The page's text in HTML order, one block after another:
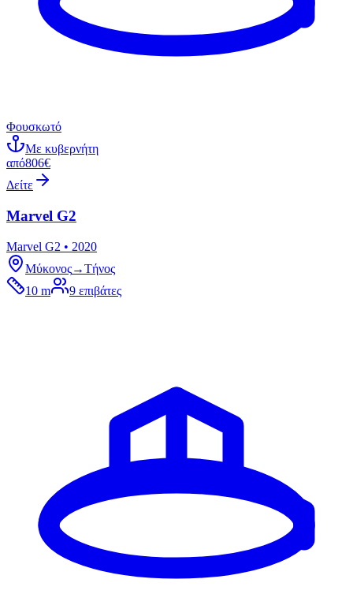
Φουσκωτό
Με κυβερνήτη
από806€
Δείτε
Marvel G2
Marvel G2 • 2020
Μύκονος→Τήνος
10 m
9 επιβάτες